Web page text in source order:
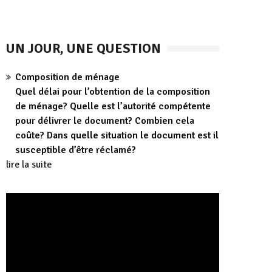
UN JOUR, UNE QUESTION
Composition de ménage
Quel délai pour l’obtention de la composition
de ménage? Quelle est l’autorité compétente
pour délivrer le document? Combien cela
coûte? Dans quelle situation le document est il
susceptible d’être réclamé?
lire la suite